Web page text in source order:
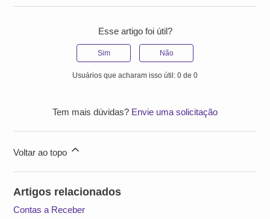
Esse artigo foi útil?
Sim Não
Usuários que acharam isso útil: 0 de 0
Tem mais dúvidas? Envie uma solicitação
Voltar ao topo
Artigos relacionados
Contas a Receber